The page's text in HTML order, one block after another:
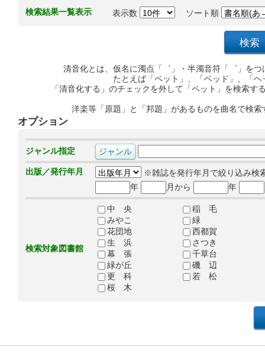
検索結果一覧表示 表示数 ソート順
清音化とは、仮名に濁点「゛」・半濁音符「゜」を
たとえば「ペット」、「ベッド」、「
「清音化する」のチェックを外して「ペット」を検索
洋楽等「原題」と「邦題」があるものを曲名で検
オプション
ジャンル指定
出版／発行年月
※雑誌を発行年月で絞り込み検
年
月から 年
検索対象図書館
中 央
稲 毛
みやこ
緑
花団地
西都賀
生 浜
さつき
幕 張
千草台
緑が丘
磯 辺
更 科
若 松
桜 木